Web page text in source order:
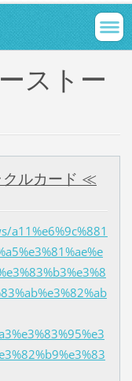
ストー
クルカード ≪
a11%e6%9c%881